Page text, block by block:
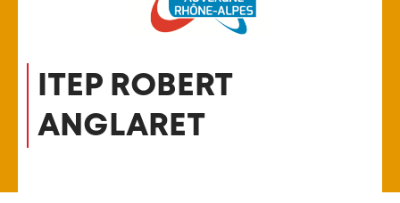
ITEP ROBERT
ANGLARET